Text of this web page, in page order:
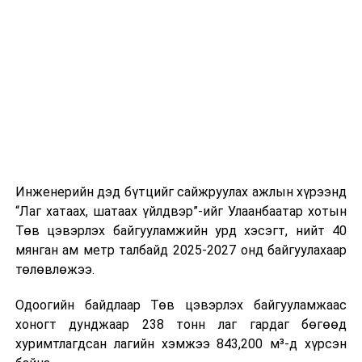
өдөр тутмын ажлын бэлэн байдлыг хангах зэрэг
практик ур чадварыг сургалтын хөтөлбөрт тусгажээ.
Сургалтыг танилцуулах лекц, асуулт-хариулт,
жишээнд суурилсан сургалт, багаар ажиллах дасгал,
танилцах, онцгой нөхцөлд ажиллах дадлага зэрэг
онол, практик хосолсон хэлбэрээр зохион байгуулж
байна.
Инженерийн дэд бүтцийг сайжруулах ажлын хүрээнд
“Лаг хатаах, шатаах үйлдвэр”-ийг Улаанбаатар хотын
Төв цэвэрлэх байгууламжийн урд хэсэгт, нийт 40
мянган ам метр талбайд 2025-2027 онд байгуулахаар
төлөвлөжээ.
Одоогийн байдлаар Төв цэвэрлэх байгууламжаас
хоногт дунджаар 238 тонн лаг гардаг бөгөөд
хуримтлагдсан лагийн хэмжээ 843,200 м³-д хүрсэн